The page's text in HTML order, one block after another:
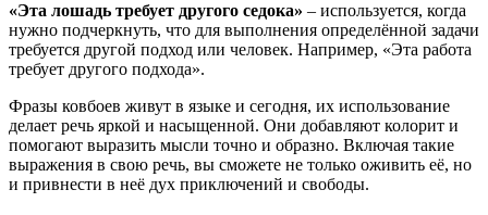
«Эта лошадь требует другого седока» – используется, когда
нужно подчеркнуть, что для выполнения определённой задачи
требуется другой подход или человек. Например, «Эта работа
требует другого подхода».
Фразы ковбоев живут в языке и сегодня, их использование
делает речь яркой и насыщенной. Они добавляют колорит и
помогают выразить мысли точно и образно. Включая такие
выражения в свою речь, вы сможете не только оживить её, но
и привнести в неё дух приключений и свободы.